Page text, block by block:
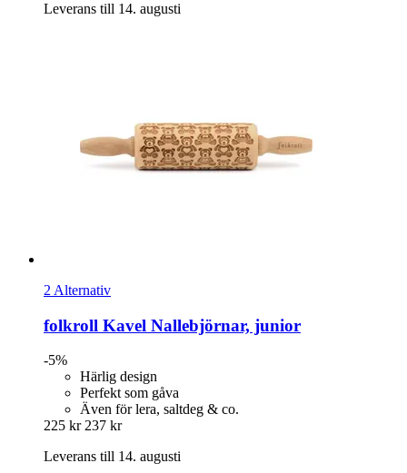
Leverans till 14. augusti
2 Alternativ
folkroll Kavel Nallebjörnar, junior
-5%
Härlig design
Perfekt som gåva
Även för lera, saltdeg & co.
225 kr 237 kr
Leverans till 14. augusti